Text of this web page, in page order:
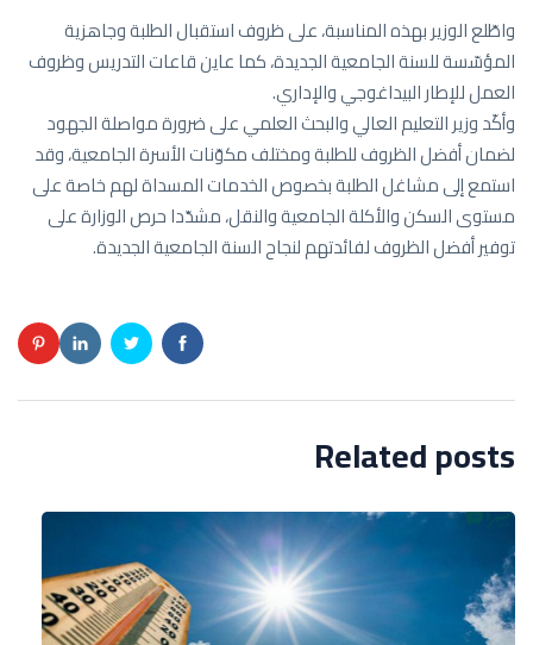
واطّلع الوزير بهذه المناسبة، على ظروف استقبال الطلبة وجاهزية
المؤسّسة للسنة الجامعية الجديدة، كما عاين قاعات التدريس وظروف
العمل للإطار البيداغوجي والإداري.
وأكّد وزير التعليم العالي والبحث العلمي على ضرورة مواصلة الجهود
لضمان أفضل الظروف للطلبة ومختلف مكوّنات الأسرة الجامعية، وقد
استمع إلى مشاغل الطلبة بخصوص الخدمات المسداة لهم خاصة على
مستوى السكن والأكلة الجامعية والنقل، مشدّدا حرص الوزارة على
توفير أفضل الظروف لفائدتهم لنجاح السنة الجامعية الجديدة.
Related posts